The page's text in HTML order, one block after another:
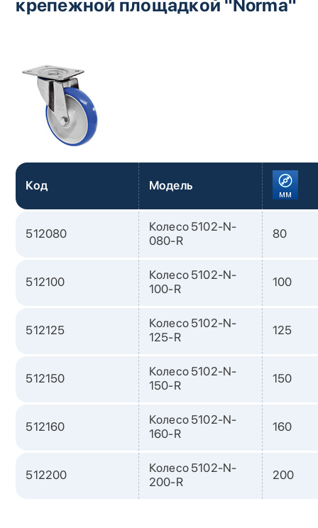
крепежной площадкой "Norma"
Код Модель
512080
Колесо 5102-N-
080-R
80
512100
Колесо 5102-N-
100-R
100
512125
Колесо 5102-N-
125-R
125
512150
Колесо 5102-N-
150-R
150
512160
Колесо 5102-N-
160-R
160
512200
Колесо 5102-N-
200-R
200